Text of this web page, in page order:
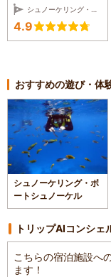
HAPPY
4.9
おすすめの遊び・体
シュノーケリング・ボ
ートシュノーケル
トリップAIコンシェ
こちらの宿泊施設へ
ます！